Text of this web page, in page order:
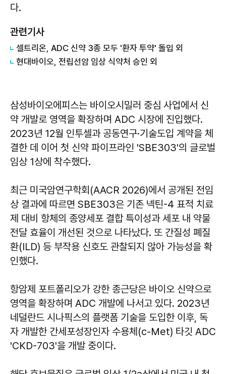
다.
관련기사
셀트리온, ADC 신약 3종 모두 '환자 투약' 돌입 외
현대바이오, 전립선암 임상 식약처 승인 외
삼성바이오에피스는 바이오시밀러 중심 사업에서 신
약 개발로 영역을 확장하며 ADC 시장에 진입했다.
2023년 12월 인투셀과 공동연구·기술도입 계약을 체
결한 데 이어 첫 신약 파이프라인 'SBE303'의 글로벌
임상 1상에 착수했다.
최근 미국암연구학회(AACR 2026)에서 공개된 전임
상 결과에 따르면 SBE303은 기존 넥틴-4 표적 치료
제 대비 항체의 종양세포 결합 특이성과 세포 내 약물
전달 효율이 개선된 것으로 나타났다. 또 간질성 폐질
환(ILD) 등 부작용 신호도 관찰되지 않아 가능성을 확
인했다.
항암제 포트폴리오가 강한 종근당은 바이오 신약으로
영역을 확장하며 ADC 개발에 나서고 있다. 2023년
네덜란드 시나픽스의 플랫폼 기술을 도입한 이후, 독
자 개발한 간세포성장인자 수용체(c-Met) 타깃 ADC
'CKD-703'을 개발 중이다.